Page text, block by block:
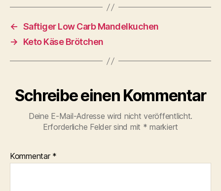
← Saftiger Low Carb Mandelkuchen
→
Keto Käse Brötchen
Schreibe einen Kommentar
Deine E-Mail-Adresse wird nicht veröffentlicht.
Erforderliche Felder sind mit * markiert
Kommentar *